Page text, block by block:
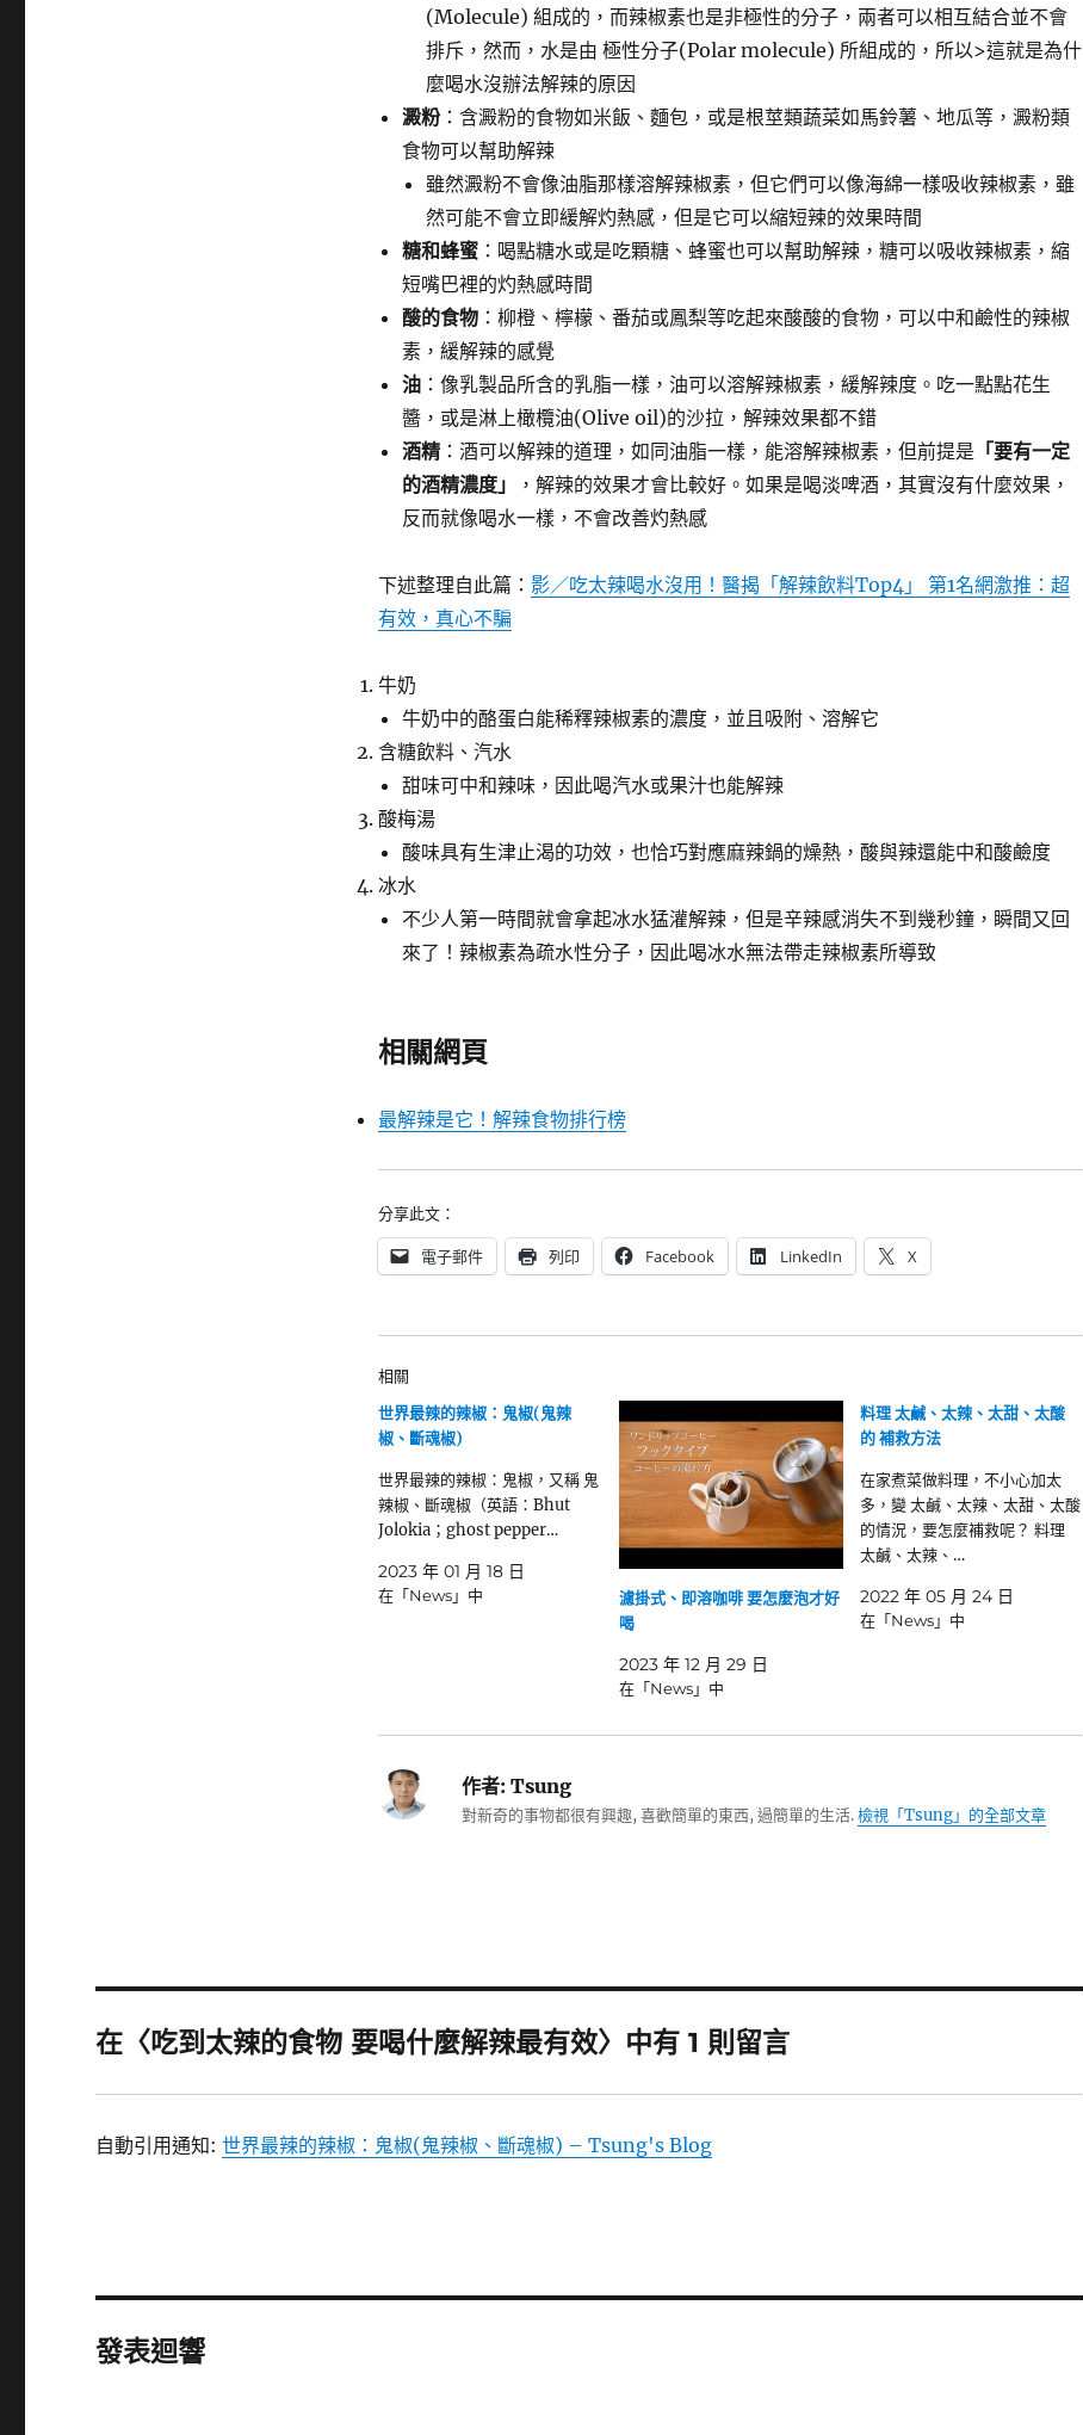
(Molecule) 組成的，而辣椒素也是非極性的分子，兩者可以相互結合並不會
排斥，然而，水是由 極性分子(Polar molecule) 所組成的，所以>這就是為什
麼喝水沒辦法解辣的原因
澱粉：含澱粉的食物如米飯、麵包，或是根莖類蔬菜如馬鈴薯、地瓜等，澱粉類
食物可以幫助解辣
雖然澱粉不會像油脂那樣溶解辣椒素，但它們可以像海綿一樣吸收辣椒素，雖
然可能不會立即緩解灼熱感，但是它可以縮短辣的效果時間
糖和蜂蜜：喝點糖水或是吃顆糖、蜂蜜也可以幫助解辣，糖可以吸收辣椒素，縮
短嘴巴裡的灼熱感時間
酸的食物：柳橙、檸檬、番茄或鳳梨等吃起來酸酸的食物，可以中和鹼性的辣椒
素，緩解辣的感覺
油：像乳製品所含的乳脂一樣，油可以溶解辣椒素，緩解辣度。吃一點點花生
醬，或是淋上橄欖油(Olive oil)的沙拉，解辣效果都不錯
酒精：酒可以解辣的道理，如同油脂一樣，能溶解辣椒素，但前提是 「要有一定
的酒精濃度」
，解辣的效果才會比較好。如果是喝淡啤酒，其實沒有什麼效果，
反而就像喝水一樣，不會改善灼熱感
下述整理自此篇： 影／吃太辣喝水沒用！醫揭「解辣飲料Top4」 第1名網激推：超
有效，真心不騙
牛奶
牛奶中的酪蛋白能稀釋辣椒素的濃度，並且吸附、溶解它
含糖飲料、汽水
甜味可中和辣味，因此喝汽水或果汁也能解辣
酸梅湯
酸味具有生津止渴的功效，也恰巧對應麻辣鍋的燥熱，酸與辣還能中和酸鹼度
冰水
不少人第一時間就會拿起冰水猛灌解辣，但是辛辣感消失不到幾秒鐘，瞬間又回
來了！辣椒素為疏水性分子，因此喝冰水無法帶走辣椒素所導致
相關網頁
最解辣是它！解辣食物排行榜
分享此文：
電子郵件 列印 Facebook LinkedIn X
相關
世界最辣的辣椒：鬼椒(鬼辣
椒、斷魂椒)
世界最辣的辣椒：鬼椒，又稱 鬼
辣椒、斷魂椒（英語：Bhut
Jolokia；ghost pepper…
2023 年 01 月 18 日
在「News」中
濾掛式、即溶咖啡 要怎麼泡才好
喝
2023 年 12 月 29 日
在「News」中
料理 太鹹、太辣、太甜、太酸
的 補救方法
在家煮菜做料理，不小心加太
多，變 太鹹、太辣、太甜、太酸
的情況，要怎麼補救呢？ 料理
太鹹、太辣、…
2022 年 05 月 24 日
在「News」中
作者:Tsung
對新奇的事物都很有興趣, 喜歡簡單的東西, 過簡單的生活.檢視「Tsung」的全部文章
在〈吃到太辣的食物 要喝什麼解辣最有效〉中有 1 則留言
自動引用通知:世界最辣的辣椒：鬼椒(鬼辣椒、斷魂椒) – Tsung's Blog
發表迴響